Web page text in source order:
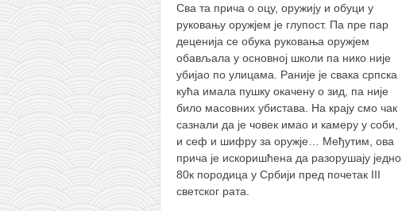
бубиши
карате
кихон
наиханчи
кушанку
пасаи
темашивари
кобудо
Сва та прича о оцу, оружију и обуци у
руковању оружјем је глупост. Па пре пар
деценија се обука руковања оружјем
обављала у основној школи па нико није
убијао по улицама. Раније је свака српска
кућа имала пушку окачену о зид, па није
било масовних убистава. На крају смо чак
сазнали да је човек имао и камеру у соби,
и сеф и шифру за оружје… Међутим, ова
прича је искоришћена да разорушају једно
80к породица у Србији пред почетак III
светског рата.